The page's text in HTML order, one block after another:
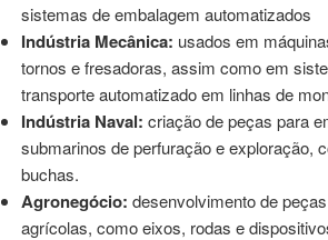
sistemas de embalagem automatizados
Indústria Mecânica: usados em
tornos e fresadoras, assim como em
transporte automatizado em linhas de
Indústria Naval: criação de peças para
submarinos de perfuração e exploração,
buchas.
Agronegócio: desenvolvimento de
agrícolas, como eixos, rodas e